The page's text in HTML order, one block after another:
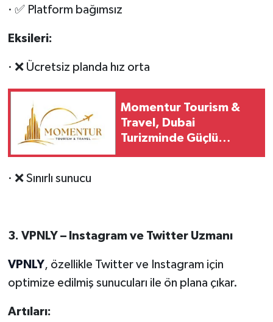
· ✅ Platform bağımsız
Eksileri:
· ❌ Ücretsiz planda hız orta
Momentur Tourism &
Travel, Dubai
Turizminde Güçlü
· ❌ Sınırlı sunucu
3. VPNLY – Instagram ve Twitter Uzmanı
VPNLY, özellikle Twitter ve Instagram için
optimize edilmiş sunucuları ile ön plana çıkar.
Artıları: